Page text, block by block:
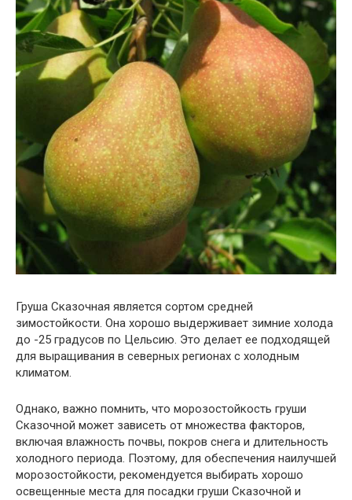
Груша Сказочная является сортом средней
зимостойкости. Она хорошо выдерживает зимние холода
до -25 градусов по Цельсию. Это делает ее подходящей
для выращивания в северных регионах с холодным
климатом.
Однако, важно помнить, что морозостойкость груши
Сказочной может зависеть от множества факторов,
включая влажность почвы, покров снега и длительность
холодного периода. Поэтому, для обеспечения наилучшей
морозостойкости, рекомендуется выбирать хорошо
освещенные места для посадки груши Сказочной и